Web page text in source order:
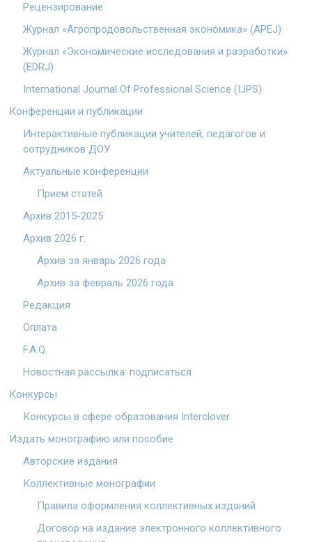
Рецензирование
Журнал «Агропродовольственная экономика» (APEJ)
Журнал «Экономические исследования и разработки»
(EDRJ)
International Journal Of Professional Science (IJPS)
Конференции и публикации
Интерактивные публикации учителей, педагогов и
сотрудников ДОУ
Актуальные конференции
Прием статей
Архив 2015-2025
Архив 2026 г.
Архив за январь 2026 года
Архив за февраль 2026 года
Редакция
Оплата
F.A.Q.
Новостная рассылка: подписаться
Конкурсы
Конкурсы в сфере образования Interclover
Издать монографию или пособие
Авторские издания
Коллективные монографии
Правила оформления коллективных изданий
Договор на издание электронного коллективного